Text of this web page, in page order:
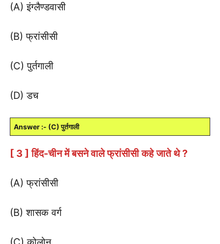
(A) इंग्लैण्डवासी
(B) फ्रांसीसी
(C) पुर्तगाली
(D) डच
Answer :- (C) पुर्तगाली
[ 3 ] हिंद-चीन में बसने वाले फ्रांसीसी कहे जाते थे ?
(A) फ्रांसीसी
(B) शासक वर्ग